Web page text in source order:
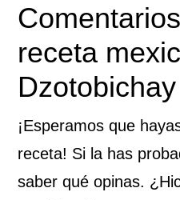
Interacciones
con
los
lectores
receta
Dzotobichay
¡Esperamos que
receta! Si la has
saber qué opinas.